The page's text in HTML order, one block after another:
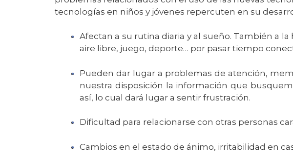
tecnologías en niños y jóvenes repercuten en su
Afectan a su rutina diaria y al sueño. También a
aire libre, juego, deporte… por pasar tiempo
Pueden dar lugar a problemas de atención,
nuestra disposición la información que
así, lo cual dará lugar a sentir frustración.
Dificultad para relacionarse con otras personas
Cambios en el estado de ánimo, irritabilidad en